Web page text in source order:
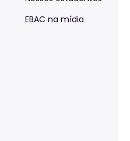
EBAC na mídia